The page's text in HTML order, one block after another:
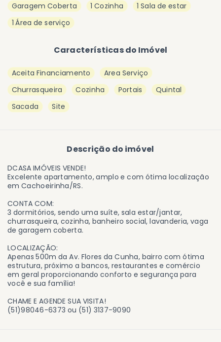
Garagem Coberta
1 Cozinha
1 Sala de estar
1 Área de serviço
Características do Imóvel
Aceita Financiamento
Area Serviço
Churrasqueira
Cozinha Portais
Quintal
Sacada
Site
Descrição do imóvel
DCASA IMÓVEIS VENDE!
Excelente apartamento, amplo e com ótima localização
em Cachoeirinha/RS.
CONTA COM:
3 dormitórios, sendo uma suíte, sala estar/jantar,
churrasqueira, cozinha, banheiro social, lavanderia, vaga
de garagem coberta.
LOCALIZAÇÃO:
Apenas 500m da Av. Flores da Cunha, bairro com ótima
estrutura, próximo a bancos, restaurantes e comércio
em geral proporcionando conforto e segurança para
você e sua família!
CHAME E AGENDE SUA VISITA!
(51)98046-6373 ou (51) 3137-9090